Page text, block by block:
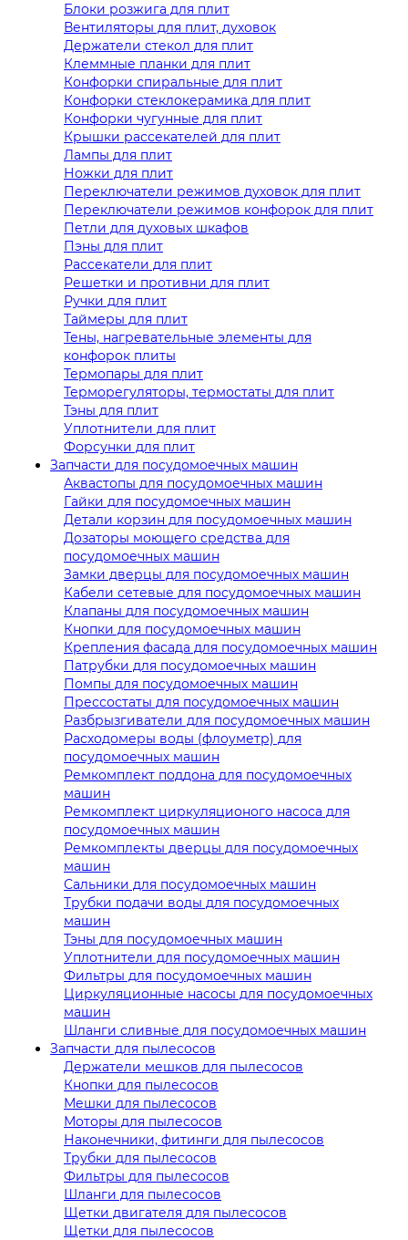
Блоки розжига для плит
Вентиляторы для плит, духовок
Держатели стекол для плит
Клеммные планки для плит
Конфорки спиральные для плит
Конфорки стеклокерамика для плит
Конфорки чугунные для плит
Крышки рассекателей для плит
Лампы для плит
Ножки для плит
Переключатели режимов духовок для плит
Переключатели режимов конфорок для плит
Петли для духовых шкафов
Пэны для плит
Рассекатели для плит
Решетки и противни для плит
Ручки для плит
Таймеры для плит
Тены, нагревательные элементы для
конфорок плиты
Термопары для плит
Терморегуляторы, термостаты для плит
Тэны для плит
Уплотнители для плит
Форсунки для плит
Запчасти для посудомоечных машин
Аквастопы для посудомоечных машин
Гайки для посудомоечных машин
Детали корзин для посудомоечных машин
Дозаторы моющего средства для
посудомоечных машин
Замки дверцы для посудомоечных машин
Кабели сетевые для посудомоечных машин
Клапаны для посудомоечных машин
Кнопки для посудомоечных машин
Крепления фасада для посудомоечных машин
Патрубки для посудомоечных машин
Помпы для посудомоечных машин
Прессостаты для посудомоечных машин
Разбрызгиватели для посудомоечных машин
Расходомеры воды (флоуметр) для
посудомоечных машин
Ремкомплект поддона для посудомоечных
машин
Ремкомплект циркуляционого насоса для
посудомоечных машин
Ремкомплекты дверцы для посудомоечных
машин
Сальники для посудомоечных машин
Трубки подачи воды для посудомоечных
машин
Тэны для посудомоечных машин
Уплотнители для посудомоечных машин
Фильтры для посудомоечных машин
Циркуляционные насосы для посудомоечных
машин
Шланги сливные для посудомоечных машин
Запчасти для пылесосов
Держатели мешков для пылесосов
Кнопки для пылесосов
Мешки для пылесосов
Моторы для пылесосов
Наконечники, фитинги для пылесосов
Трубки для пылесосов
Фильтры для пылесосов
Шланги для пылесосов
Щетки двигателя для пылесосов
Щетки для пылесосов